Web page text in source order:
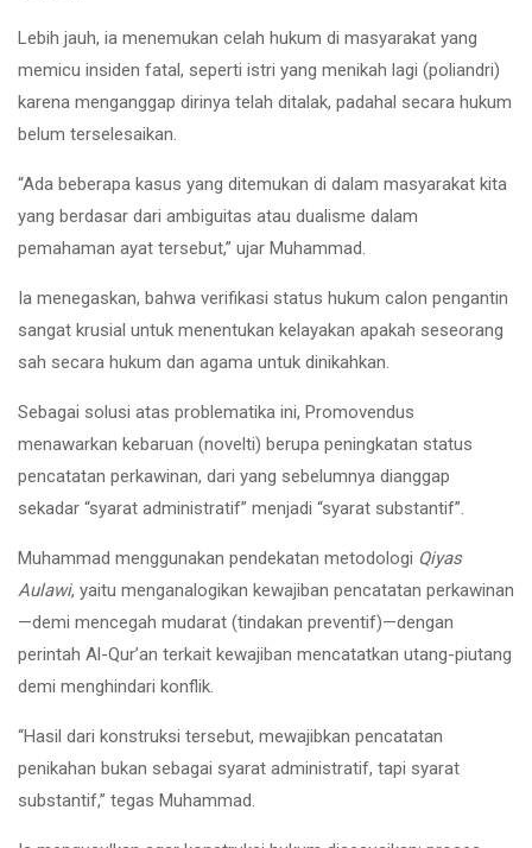
Lebih jauh, ia menemukan celah hukum di masyarakat yang
memicu insiden fatal, seperti istri yang menikah lagi (poliandri)
karena menganggap dirinya telah ditalak, padahal secara hukum
belum terselesaikan.
“Ada beberapa kasus yang ditemukan di dalam masyarakat kita
yang berdasar dari ambiguitas atau dualisme dalam
pemahaman ayat tersebut,” ujar Muhammad.
Ia menegaskan, bahwa verifikasi status hukum calon pengantin
sangat krusial untuk menentukan kelayakan apakah seseorang
sah secara hukum dan agama untuk dinikahkan.
Sebagai solusi atas problematika ini, Promovendus
menawarkan kebaruan (novelti) berupa peningkatan status
pencatatan perkawinan, dari yang sebelumnya dianggap
sekadar “syarat administratif” menjadi “syarat substantif”.
Muhammad menggunakan pendekatan metodologi Qiyas
Aulawi, yaitu menganalogikan kewajiban pencatatan perkawinan
—demi mencegah mudarat (tindakan preventif)—dengan
perintah Al-Qur’an terkait kewajiban mencatatkan utang-piutang
demi menghindari konflik.
“Hasil dari konstruksi tersebut, mewajibkan pencatatan
penikahan bukan sebagai syarat administratif, tapi syarat
substantif,” tegas Muhammad.